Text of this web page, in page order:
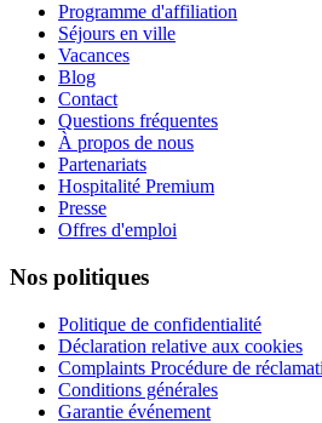
Programme d'affiliation
Séjours en ville
Vacances
Blog
Contact
Questions fréquentes
À propos de nous
Partenariats
Hospitalité Premium
Presse
Offres d'emploi
Nos politiques
Politique de confidentialité
Déclaration relative aux cookies
Complaints Procédure de
Conditions générales
Garantie événement